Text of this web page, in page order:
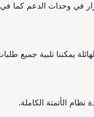
الأتمتة الكاملة.